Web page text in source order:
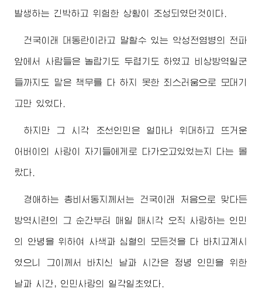
발생하는 긴박하고 위험한 상황이 조성되였던것이다.
건국이래 대동란이라고 말할수 있는 악성전염병의 전파
앞에서 사람들은 놀랍기도 두렵기도 하였고 비상방역일군
들까지도 맡은 책무를 다 하지 못한 죄스러움으로 모대기
고만 있었다.
하지만 그 시각 조선인민은 얼마나 위대하고 뜨거운
어버이 의 사랑이 자기들에게로 다가오고있었는지 다는 몰
랐다.
경애하는 총비서동지 께서는 건국이래 처음으로 맞다든
방역시련의 그 순간부터 매일 매시각 오직 사랑하는 인민
의 안녕을 위하여 사색과 심혈의 모든것을 다 바치고계시
였으니 그이께서 바치신 날과 시간은 정녕 인민을 위한
날과 시간, 인민사랑의 일각일초였다.